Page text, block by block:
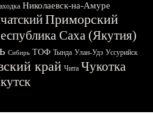
Николаевск-на-Амуре
Приморский
Саха (Якутия)
Сибирь ТОФ Тында Улан-Удэ Уссурийск
край Чита Чукотка